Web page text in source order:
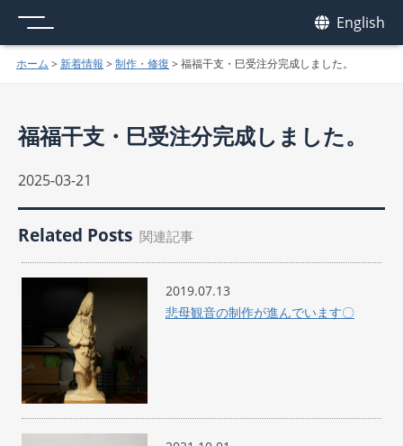
English
ホーム > 新着情報 > 制作・修復 > 福福干支・巳受注分完成しました。
福福干支・巳受注分完成しました。
2025-03-21
Related Posts 関連記事
2019.07.13
悲母観音の制作が進んでいます〇